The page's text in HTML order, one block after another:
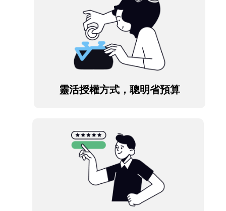
靈活授權方式，聰明省預算